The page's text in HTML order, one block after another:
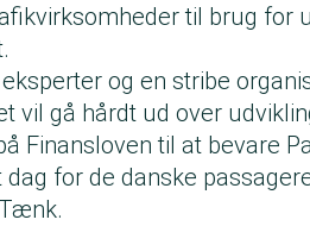
til brug for
og en stribe
vil gå hårdt ud over
Finansloven til at bevare
for de danske